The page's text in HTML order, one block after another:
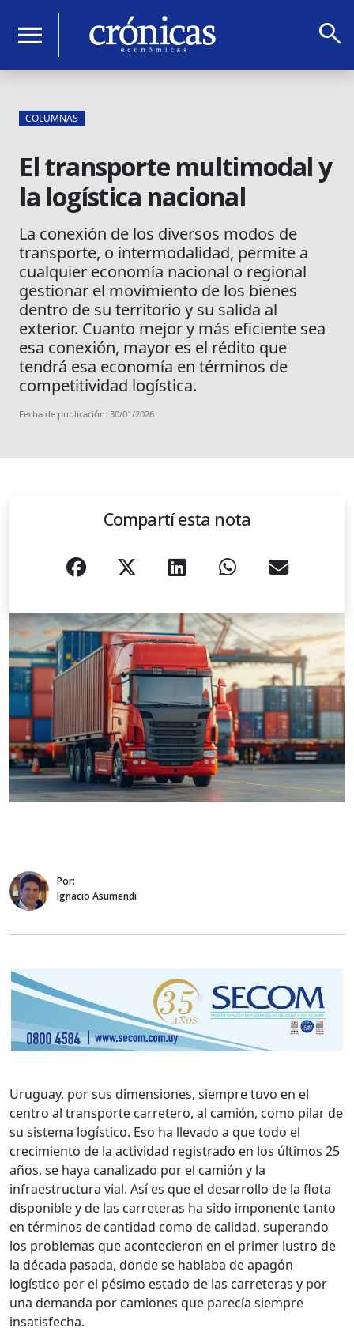
menu search
COLUMNAS
El transporte multimodal y
la logística nacional
La conexión de los diversos modos de
transporte, o intermodalidad, permite a
cualquier economía nacional o regional
gestionar el movimiento de los bienes
dentro de su territorio y su salida al
exterior. Cuanto mejor y más eficiente sea
esa conexión, mayor es el rédito que
tendrá esa economía en términos de
competitividad logística.
Fecha de publicación: 30/01/2026
Compartí esta nota
Por:
Ignacio Asumendi
Uruguay, por sus dimensiones, siempre tuvo en el
centro al transporte carretero, al camión, como pilar de
su sistema logístico. Eso ha llevado a que todo el
crecimiento de la actividad registrado en los últimos 25
años, se haya canalizado por el camión y la
infraestructura vial. Así es que el desarrollo de la flota
disponible y de las carreteras ha sido imponente tanto
en términos de cantidad como de calidad, superando
los problemas que acontecieron en el primer lustro de
la década pasada, donde se hablaba de apagón
logístico por el pésimo estado de las carreteras y por
una demanda por camiones que parecía siempre
insatisfecha.